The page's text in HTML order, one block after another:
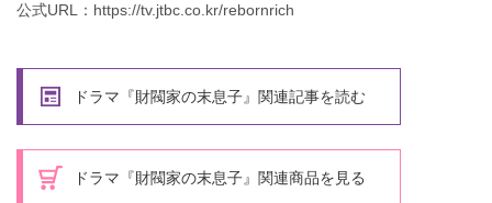
公式URL：https://tv.jtbc.co.kr/rebornrich
ドラマ『財閥家の末息子』関連記事を読む
ドラマ『財閥家の末息子』関連商品を見る